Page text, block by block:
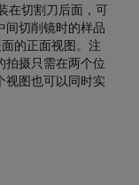
在切割刀后面，可
间切削镜时的样品
的正面视图。注
拍摄只需在两个位
视图也可以同时实